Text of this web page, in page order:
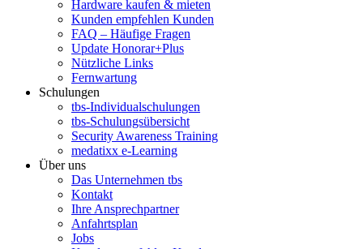
Hardware kaufen & mieten
Kunden empfehlen Kunden
FAQ – Häufige Fragen
Update Honorar+Plus
Nützliche Links
Fernwartung
Schulungen
tbs-Individualschulungen
tbs-Schulungsübersicht
Security Awareness Training
medatixx e-Learning
Über uns
Das Unternehmen tbs
Kontakt
Ihre Ansprechpartner
Anfahrtsplan
Jobs